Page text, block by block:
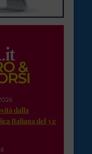
dalla
Italiana del 3 e